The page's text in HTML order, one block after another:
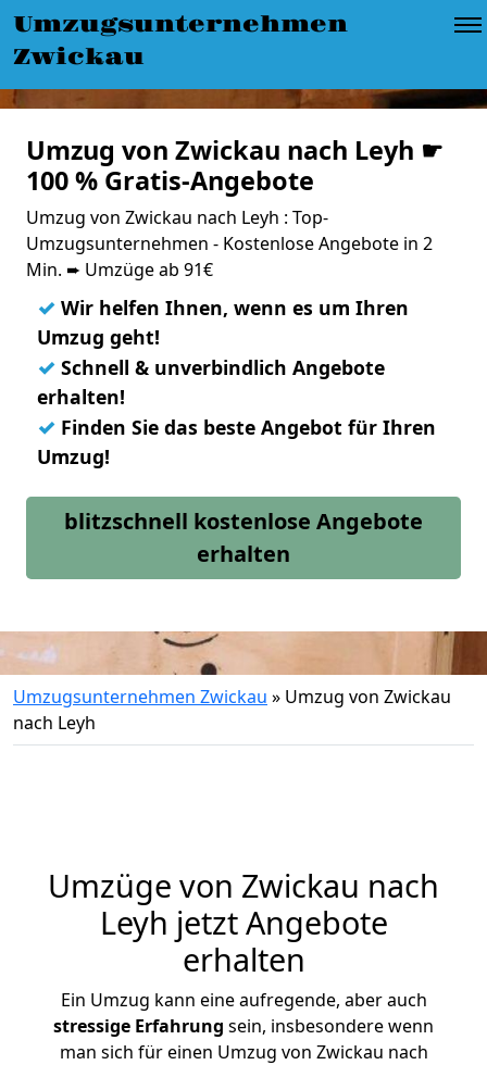
Umzugsunternehmen
Zwickau
Umzug von Zwickau nach Leyh ☛
100 % Gratis-Angebote
Umzug von Zwickau nach Leyh : Top-
Umzugsunternehmen - Kostenlose Angebote in 2
Min. ➨ Umzüge ab 91€
✓ Wir helfen Ihnen, wenn es um Ihren
Umzug geht!
✓ Schnell & unverbindlich Angebote
erhalten!
✓ Finden Sie das beste Angebot für Ihren
Umzug!
blitzschnell kostenlose Angebote
erhalten
Umzugsunternehmen Zwickau » Umzug von Zwickau
nach Leyh
Umzüge von Zwickau nach
Leyh jetzt Angebote
erhalten
Ein Umzug kann eine aufregende, aber auch
stressige Erfahrung sein, insbesondere wenn
man sich für einen Umzug von Zwickau nach